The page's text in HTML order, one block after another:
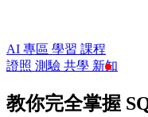
AI 專區 學習 課程
證照 測驗 共學 新知
教你完全掌握